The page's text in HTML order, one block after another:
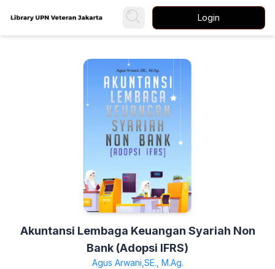
Login
Akuntansi Lembaga Keuangan Syariah Non
Bank (Adopsi IFRS)
Agus Arwani,SE., M.Ag.